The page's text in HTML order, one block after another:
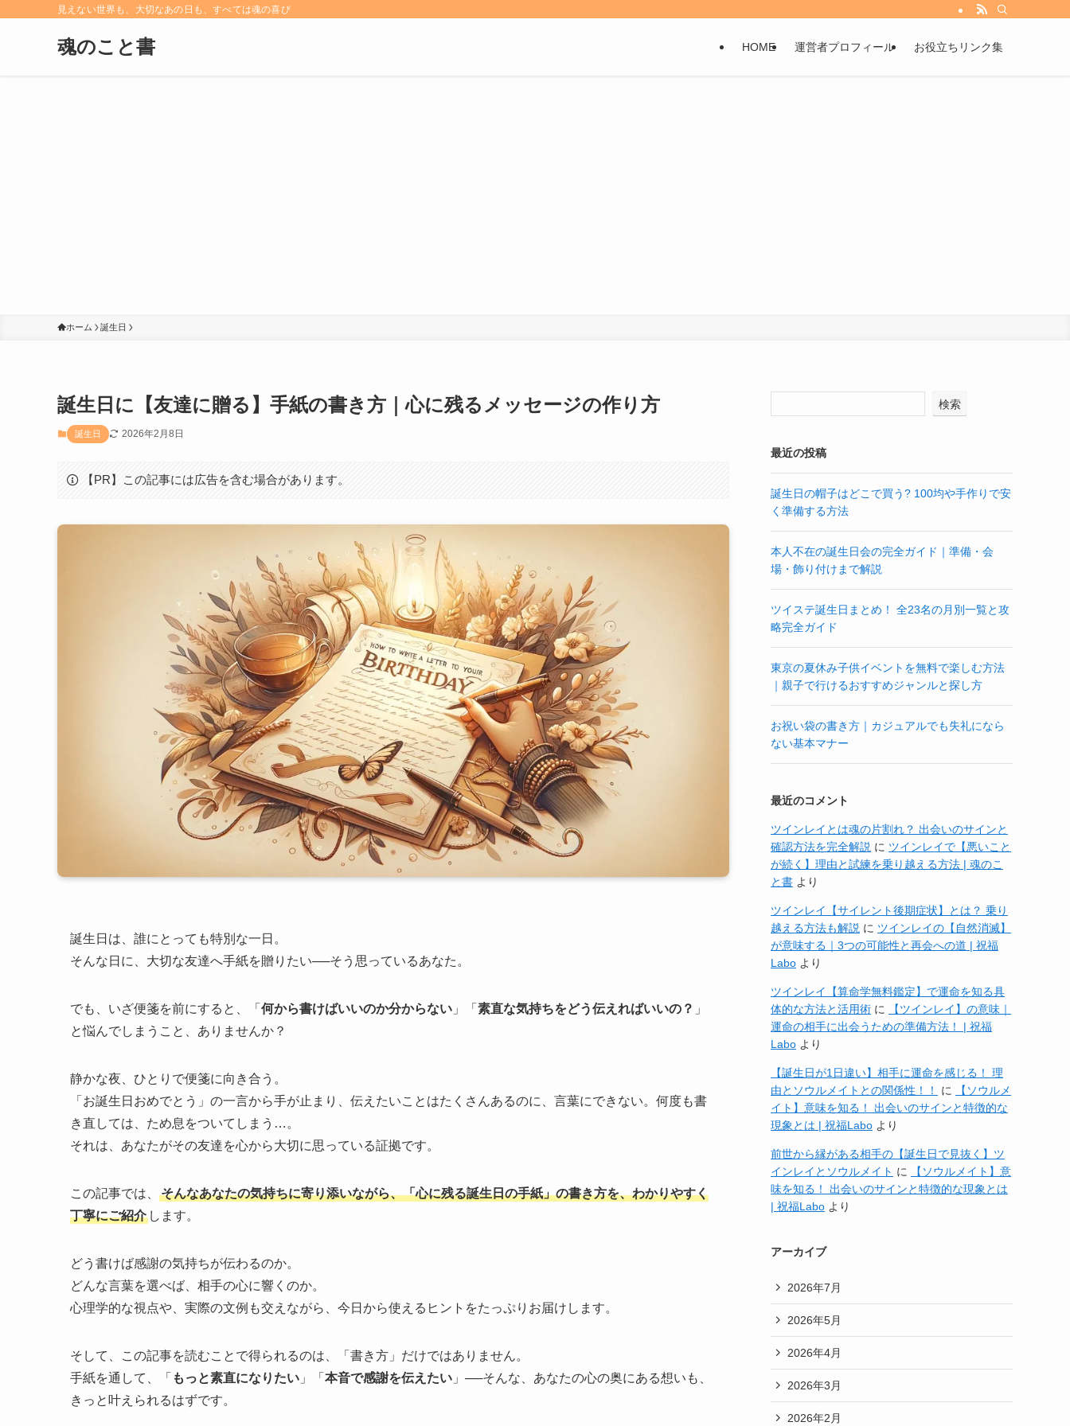
見えない世界も、大切なあの日も、すべては魂の喜び
魂のこと書 HOME 運営者プロフィール お役立ちリンク集
ホーム 誕生日
誕生日に【友達に贈る】手紙の書き方｜心に残るメッセージの作り方
誕生日 2026年2月8日
【PR】この記事には広告を含む場合があります。
誕生日は、誰にとっても特別な一日。
そんな日に、大切な友達へ手紙を贈りたい──そう思っているあなた。
でも、いざ便箋を前にすると、「 何から書けばいいのか分からない 」「 素直な気持ちをどう伝えればいいの？ 」
と悩んでしまうこと、ありませんか？
静かな夜、ひとりで便箋に向き合う。
「お誕生日おめでとう」の一言から手が止まり、伝えたいことはたくさんあるのに、言葉にできない。何度も書
き直しては、ため息をついてしまう…。
それは、あなたがその友達を心から大切に思っている証拠です。
この記事では、
そんなあなたの気持ちに寄り添いながら、「心に残る誕生日の手紙」の書き方を、わかりやすく
丁寧にご紹介 します。
どう書けば感謝の気持ちが伝わるのか。
どんな言葉を選べば、相手の心に響くのか。
心理学的な視点や、実際の文例も交えながら、今日から使えるヒントをたっぷりお届けします。
そして、この記事を読むことで得られるのは、「書き方」だけではありません。
手紙を通して、「 もっと素直になりたい 」「 本音で感謝を伝えたい 」──そんな、あなたの心の奥にある想いも、
きっと叶えられるはずです。
検索
最近の投稿
誕生日の帽子はどこで買う? 100均や手作りで安
く準備する方法
本人不在の誕生日会の完全ガイド｜準備・会
場・飾り付けまで解説
ツイステ誕生日まとめ！ 全23名の月別一覧と攻
略完全ガイド
東京の夏休み子供イベントを無料で楽しむ方法
｜親子で行けるおすすめジャンルと探し方
お祝い袋の書き方｜カジュアルでも失礼になら
ない基本マナー
最近のコメント
ツインレイとは魂の片割れ？ 出会いのサインと
確認方法を完全解説 に ツインレイで【悪いこと
が続く】理由と試練を乗り越える方法 | 魂のこ
と書 より
ツインレイ【サイレント後期症状】とは？ 乗り
越える方法も解説 に ツインレイの【自然消滅】
が意味する｜3つの可能性と再会への道 | 祝福
Labo より
ツインレイ【算命学無料鑑定】で運命を知る具
体的な方法と活用術 に
【ツインレイ】の意味｜
運命の相手に出会うための準備方法！ | 祝福
Labo より
【誕生日が1日違い】相手に運命を感じる！ 理
由とソウルメイトとの関係性！！
に
【ソウルメ
イト】意味を知る！ 出会いのサインと特徴的な
現象とは | 祝福Labo より
前世から縁がある相手の【誕生日で見抜く】ツ
インレイとソウルメイト に
【ソウルメイト】意
味を知る！ 出会いのサインと特徴的な現象とは
| 祝福Labo より
アーカイブ
2026年7月
2026年5月
2026年4月
2026年3月
2026年2月